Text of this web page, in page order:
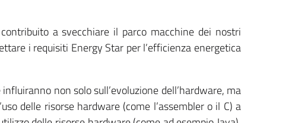
a svecchiare il parco macchine dei nostri
i requisiti Energy Star per l’efficienza energetica
non solo sull’evoluzione dell’hardware, ma
delle risorse hardware (come l’assembler o il C) a